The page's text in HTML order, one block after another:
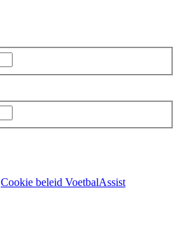
Cookie beleid VoetbalAssist